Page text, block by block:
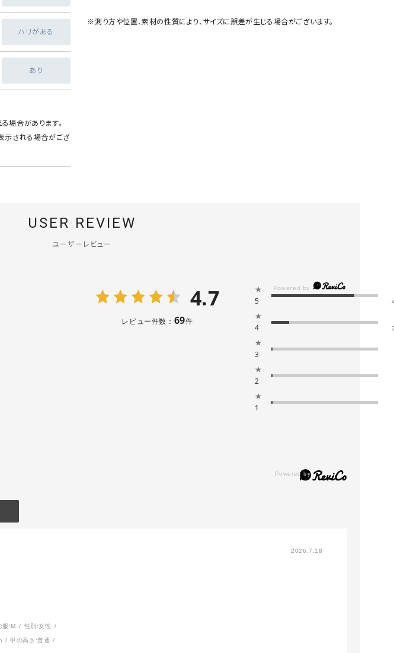
ハリがある
あり
場合があります。
示される場合がござ
※測り方や位置、素材の性質により、サイズに誤差が生じる場合がございます。
USER REVIEW
ユーザーレビュー
4.7
レビュー件数： 69件
★
5
★
4
★
3
★
2
★
1
2026.7.18
服:M 性別:女性
甲の高さ:普通